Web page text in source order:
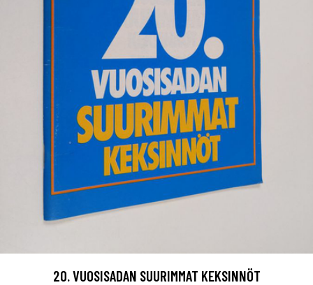
20. VUOSISADAN SUURIMMAT KEKSINNÖT